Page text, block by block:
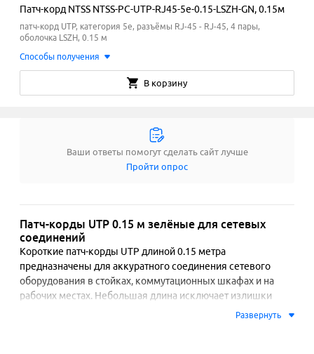
Патч-корд NTSS NTSS-PC-UTP-RJ45-5e-0.15-LSZH-GN, 0.15м
патч-корд UTP, категория 5e, разъёмы RJ-45 - RJ-45, 4 пары,
оболочка LSZH, 0.15 м
Способы получения
В корзину
Ваши ответы помогут сделать сайт лучше
Пройти опрос
Патч-корды UTP 0.15 м зелёные для сетевых
соединений
Короткие патч-корды UTP длиной 0.15 метра
предназначены для аккуратного соединения сетевого
оборудования в стойках, коммутационных шкафах и на
рабочих местах. Небольшая длина исключает излишки
кабеля, что позволяет поддерживать порядок в кабельной
Развернуть